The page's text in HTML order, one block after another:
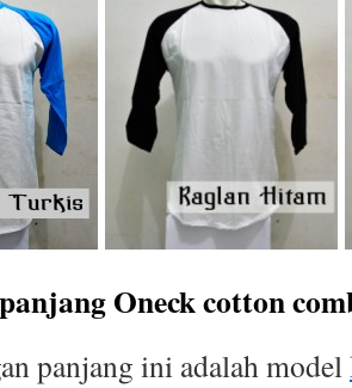
Oneck cotton
panjang ini adalah model